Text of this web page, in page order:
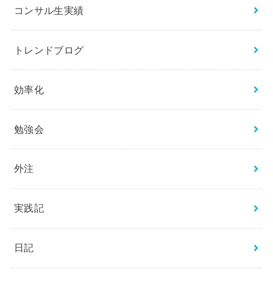
コンサル生実績
トレンドブログ
効率化
勉強会
外注
実践記
日記